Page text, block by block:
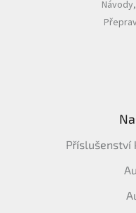
Příslušenství